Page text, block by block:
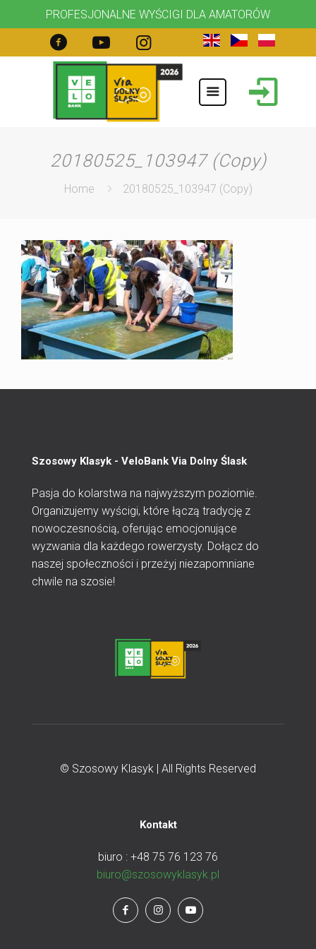
PROFESJONALNE WYŚCIGI DLA AMATORÓW
20180525_103947 (Copy)
Home 20180525_103947 (Copy)
Szosowy Klasyk - VeloBank Via Dolny Ślask
Pasja do kolarstwa na najwyższym poziomie.
Organizujemy wyścigi, które łączą tradycję z
nowoczesnością, oferując emocjonujące
wyzwania dla każdego rowerzysty. Dołącz do
naszej społeczności i przeżyj niezapomniane
chwile na szosie!
© Szosowy Klasyk | All Rights Reserved
Kontakt
biuro : +48 75 76 123 76
biuro@szosowyklasyk.pl